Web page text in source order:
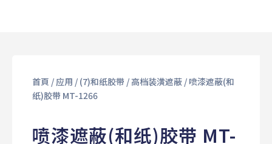
首頁 / 应用 / (7)和纸胶带/⾼档装潢遮蔽/ 喷漆遮蔽(和
纸)胶带 MT-1266
喷漆遮蔽(和纸)胶带 MT-